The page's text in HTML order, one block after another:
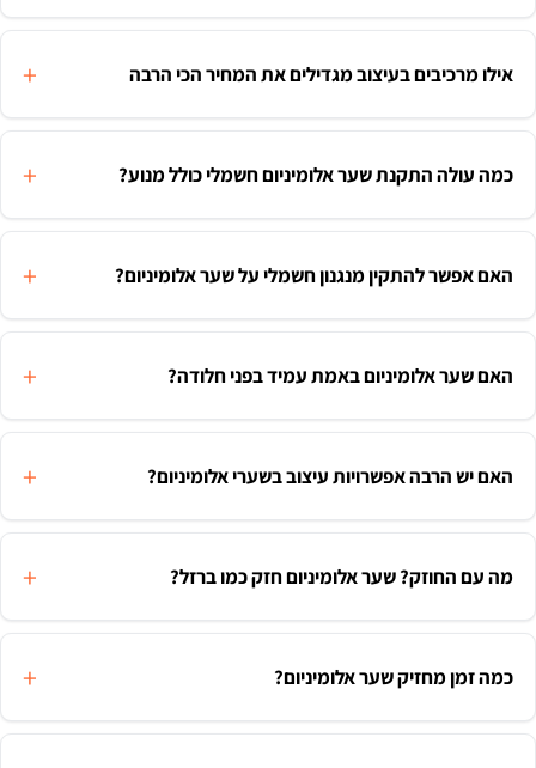
אילו מרכיבים בעיצוב מגדילים את המחיר הכי הרבה
כמה עולה התקנת שער אלומיניום חשמלי כולל מנוע?
האם אפשר להתקין מנגנון חשמלי על שער אלומיניום?
האם שער אלומיניום באמת עמיד בפני חלודה?
האם יש הרבה אפשרויות עיצוב בשערי אלומיניום?
מה עם החוזק? שער אלומיניום חזק כמו ברזל?
כמה זמן מחזיק שער אלומיניום?